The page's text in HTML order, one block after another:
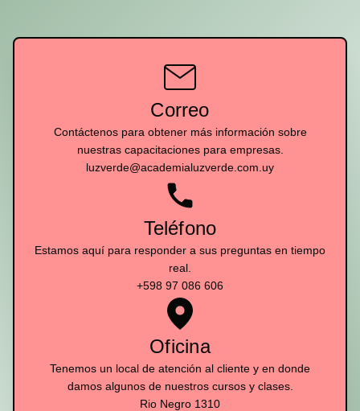
Correo
Contáctenos para obtener más información sobre
nuestras capacitaciones para empresas.
luzverde@academialuzverde.com.uy
Teléfono
Estamos aquí para responder a sus preguntas en tiempo
real.
+598 97 086 606
Oficina
Tenemos un local de atención al cliente y en donde
damos algunos de nuestros cursos y clases.
Rio Negro 1310